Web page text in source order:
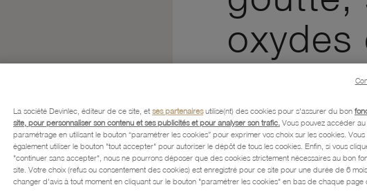
oxydes
Description
Caractéristiques détaillées
La société Devinlec, éditeur de ce site, et ses partenairesutilise(nt) des cookies pour s'assurer du bon
site, pour personnaliser son contenu et ses publicités et pour analyser son trafic. Vous pouvez accéder
paramétrage en utilisant le bouton “paramétrer les cookies” pour exprimer vos choix sur les cookies. Vous
également utiliser le bouton "tout accepter" pour autoriser le dépôt de tous les cookies. Enfin, si vous
"continuer sans accepter", nous ne pourrons déposer que des cookies strictement nécessaires au bon
site. Votre choix (refus ou consentement des cookies) est enregistré pour ce site pour une durée de 6
changer d'avis à tout moment en cliquant sur le bouton "paramétrer les cookies" en bas de chaque page